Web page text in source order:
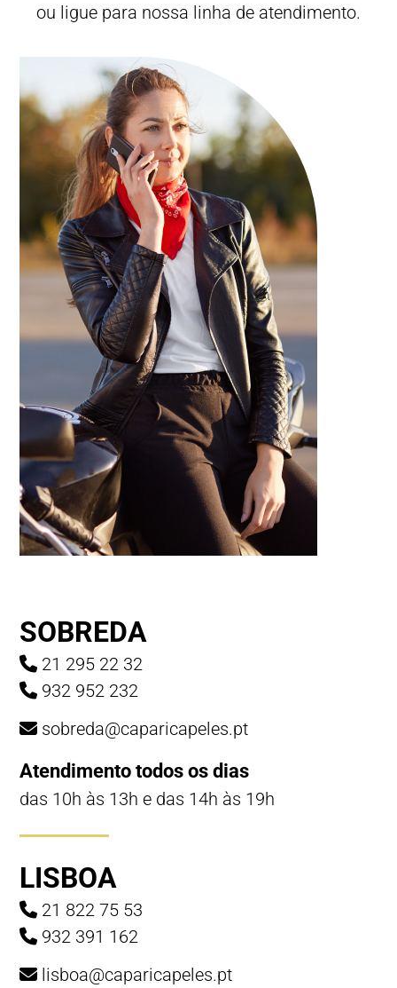
ou ligue para nossa linha de atendimento.
SOBREDA
21 295 22 32
932 952 232
sobreda@caparicapeles.pt
Atendimento todos os dias
das 10h às 13h e das 14h às 19h
LISBOA
21 822 75 53
932 391 162
lisboa@caparicapeles.pt